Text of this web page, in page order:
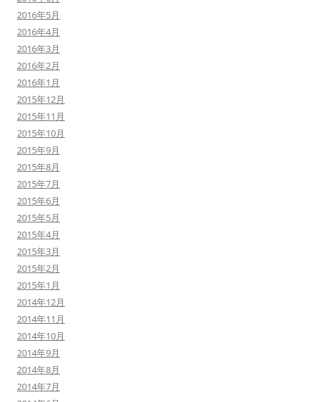
2016年5月
2016年4月
2016年3月
2016年2月
2016年1月
2015年12月
2015年11月
2015年10月
2015年9月
2015年8月
2015年7月
2015年6月
2015年5月
2015年4月
2015年3月
2015年2月
2015年1月
2014年12月
2014年11月
2014年10月
2014年9月
2014年8月
2014年7月